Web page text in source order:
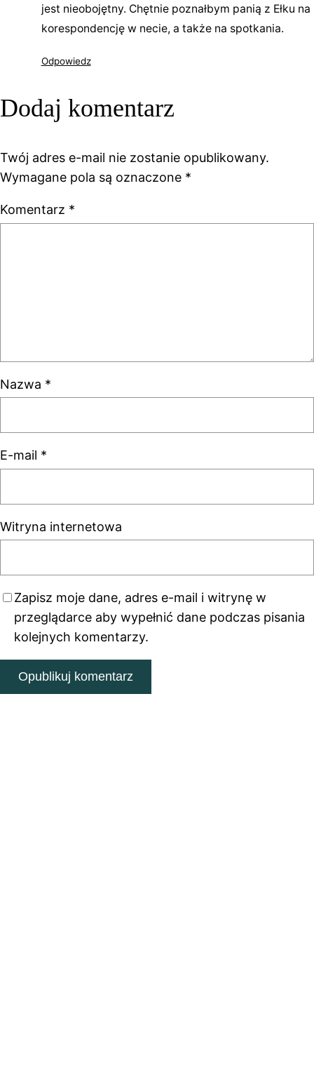
jest nieobojętny. Chętnie poznałbym panią z Ełku na
korespondencję w necie, a także na spotkania.
Odpowiedz
Dodaj komentarz
Twój adres e-mail nie zostanie opublikowany.
Wymagane pola są oznaczone *
Komentarz *
Nazwa *
E-mail *
Witryna internetowa
Zapisz moje dane, adres e-mail i witrynę w
przeglądarce aby wypełnić dane podczas pisania
kolejnych komentarzy.